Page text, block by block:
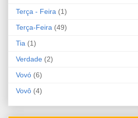
Terça - Feira (1)
Terça-Feira (49)
Tia (1)
Verdade (2)
Vovó (6)
Vovô (4)